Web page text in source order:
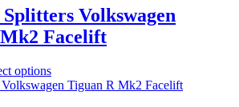
Volkswagen
Facelift
options